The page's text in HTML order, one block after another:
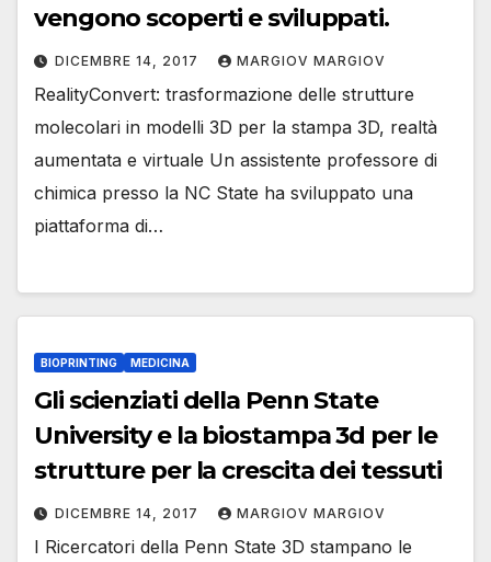
vengono scoperti e sviluppati.
DICEMBRE 14, 2017 MARGIOV MARGIOV
RealityConvert: trasformazione delle strutture
molecolari in modelli 3D per la stampa 3D, realtà
aumentata e virtuale Un assistente professore di
chimica presso la NC State ha sviluppato una
piattaforma di…
BIOPRINTING MEDICINA
Gli scienziati della Penn State
University e la biostampa 3d per le
strutture per la crescita dei tessuti
DICEMBRE 14, 2017 MARGIOV MARGIOV
I Ricercatori della Penn State 3D stampano le